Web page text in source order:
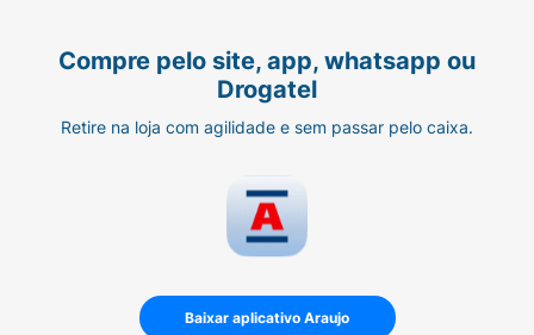
temperatura ambiente.
Aqua, Aluminum Chlorohydrate, PPG-15
Stearyl Ether, Steareth-2, Steareth-21, Parfum,
Trisodium EDTA, Tetramethyl
Acetyloctahydronaphthalenes,
Octyldodecanol, Persea Gratissima Oil,
Compre pelo site, app, whatsapp ou
Drogatel
Retire na loja com agilidade e sem passar pelo caixa.
Baixar aplicativo Araujo